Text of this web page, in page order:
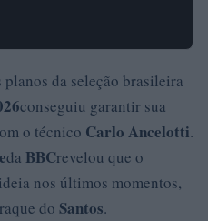
da seleção brasileira
conseguiu garantir sua
o técnico Carlo Ancelotti.
da BBCrevelou que o
nos últimos momentos,
do Santos.